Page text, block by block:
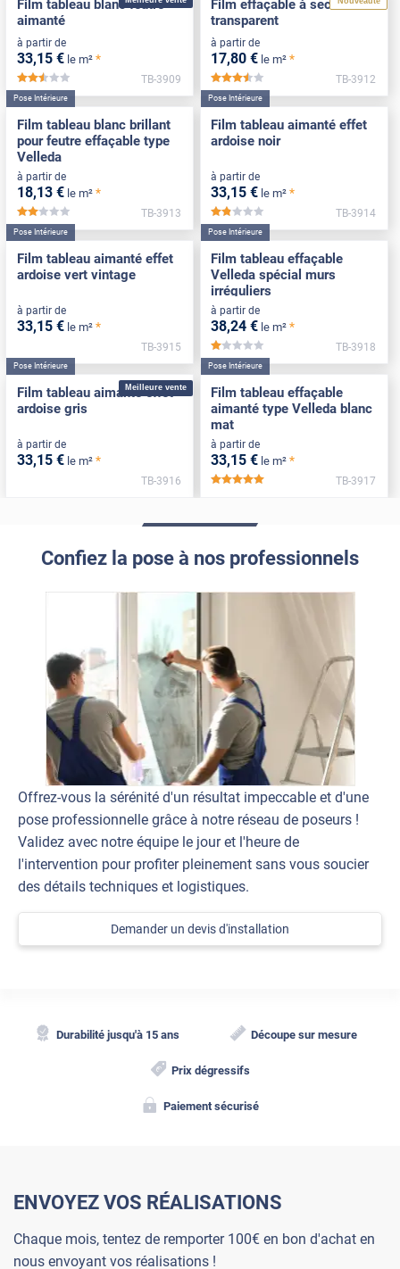
Film tableau blanc feutre
aimanté
à partir de
33,15 € le m² *
*****
TB-3909
Film effaçable à sec
transparent
à partir de
17,80 € le m² *
*****
TB-3912
Pose Intérieure
Film tableau blanc brillant
pour feutre effaçable type
Velleda
à partir de
18,13 € le m² *
*****
TB-3913
Pose Intérieure
Film tableau aimanté effet
ardoise noir
à partir de
33,15 € le m² *
*****
TB-3914
Pose Intérieure
Film tableau aimanté effet
ardoise vert vintage
à partir de
33,15 € le m² *
TB-3915
Pose Intérieure
Film tableau effaçable
Velleda spécial murs
irréguliers
à partir de
38,24 € le m² *
*****
TB-3918
Meilleure vente
Pose Intérieure
Film tableau aimanté effet
ardoise gris
à partir de
33,15 € le m² *
TB-3916
Pose Intérieure
Film tableau effaçable
aimanté type Velleda blanc
mat
à partir de
33,15 € le m² *
TB-3917
Confiez la pose à nos professionnels
Offrez-vous la sérénité d'un résultat impeccable et d'une
pose professionnelle grâce à notre réseau de poseurs !
Validez avec notre équipe le jour et l'heure de
l'intervention pour profiter pleinement sans vous soucier
des détails techniques et logistiques.
Demander un devis d'installation
Durabilité jusqu'à 15 ans Découpe sur mesure
Prix dégressifs
Paiement sécurisé
ENVOYEZ VOS RÉALISATIONS
Chaque mois, tentez de remporter 100€ en bon d'achat en
nous envoyant vos réalisations !